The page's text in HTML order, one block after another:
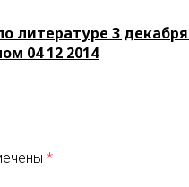
литературе 3
04 12 2014
*